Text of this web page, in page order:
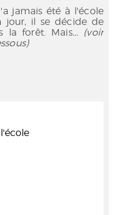
jamais été à l'école
jour, il se décide de
la forêt. Mais... (voir